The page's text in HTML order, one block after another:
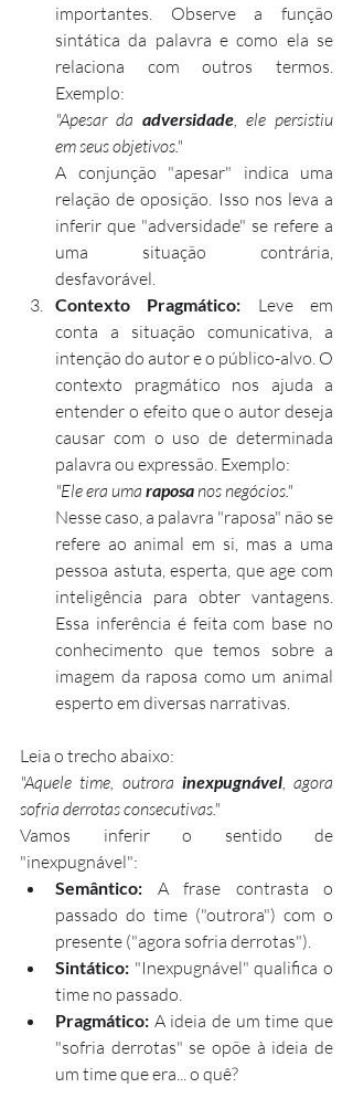
importantes. Observe a função
sintática da palavra e como ela se
relaciona com outros termos.
Exemplo:
"Apesar da adversidade , ele persistiu
em seus objetivos."
A conjunção "apesar" indica uma
relação de oposição. Isso nos leva a
inferir que "adversidade" se refere a
uma situação contrária,
desfavorável.
Contexto Pragmático: Leve em
conta a situação comunicativa, a
intenção do autor e o público-alvo. O
contexto pragmático nos ajuda a
entender o efeito que o autor deseja
causar com o uso de determinada
palavra ou expressão. Exemplo:
"Ele era uma raposa nos negócios."
Nesse caso, a palavra "raposa" não se
refere ao animal em si, mas a uma
pessoa astuta, esperta, que age com
inteligência para obter vantagens.
Essa inferência é feita com base no
conhecimento que temos sobre a
imagem da raposa como um animal
esperto em diversas narrativas.
Leia o trecho abaixo:
"Aquele time, outrora inexpugnável, agora
sofria derrotas consecutivas."
Vamos inferir o sentido de
"inexpugnável":
Semântico: A frase contrasta o
passado do time ("outrora") com o
presente ("agora sofria derrotas").
Sintático: "Inexpugnável" qualifica o
time no passado.
Pragmático: A ideia de um time que
"sofria derrotas" se opõe à ideia de
um time que era... o quê?